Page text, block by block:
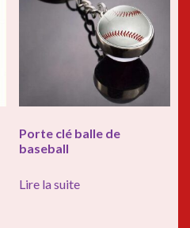
Porte clé balle de
baseball
Lire la suite